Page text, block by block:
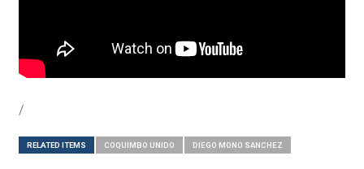
/
RELATED ITEMS COQUIMBO UNIDO DIEGO MONO SANCHEZ